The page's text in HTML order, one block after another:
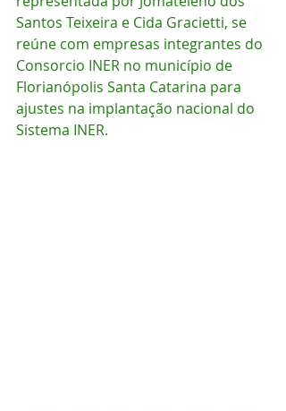
Santos Teixeira e Cida Gracietti, se
reúne com empresas integrantes do
Consorcio INER no município de
Florianópolis Santa Catarina para
ajustes na implantação nacional do
Sistema INER.